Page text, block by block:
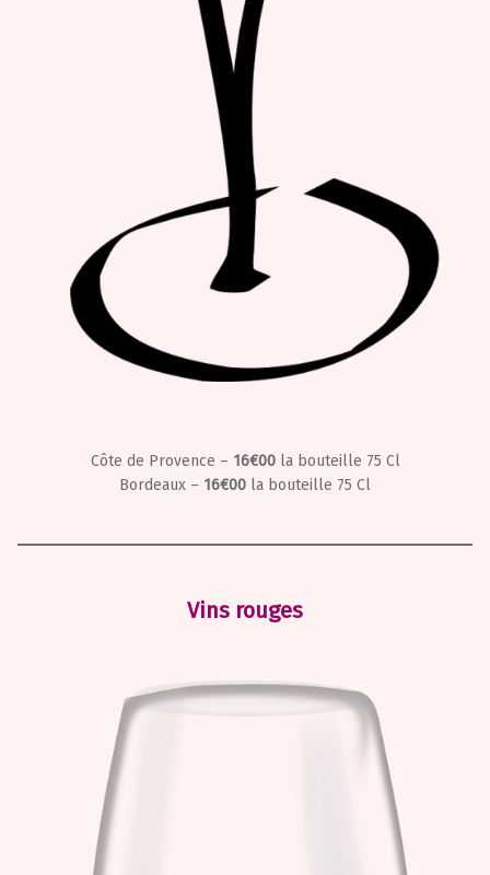
Côte de Provence – 16€00 la bouteille 75 Cl
Bordeaux – 16€00 la bouteille 75 Cl
Vins rouges